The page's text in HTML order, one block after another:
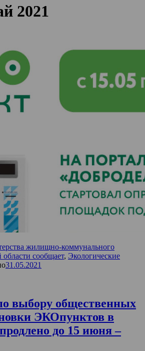
2021
жилищно-коммунального
области сообщает, Экологические
31.05.2021
выбору общественных
ЭКОпунктов в
до 15 июня –